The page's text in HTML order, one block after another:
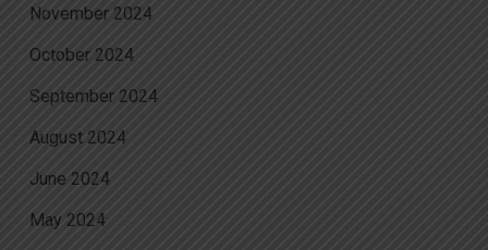
November 2024
October 2024
September 2024
August 2024
June 2024
May 2024